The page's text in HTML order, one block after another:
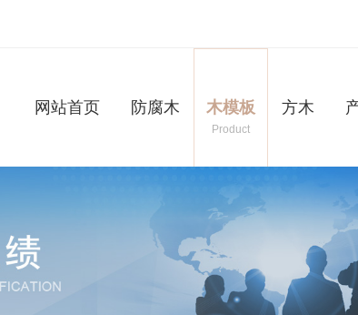
网站首页 防腐木 木模板
Product
方木